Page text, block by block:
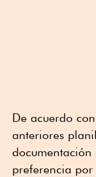
De acuerdo
anteriores
documentación
preferencia